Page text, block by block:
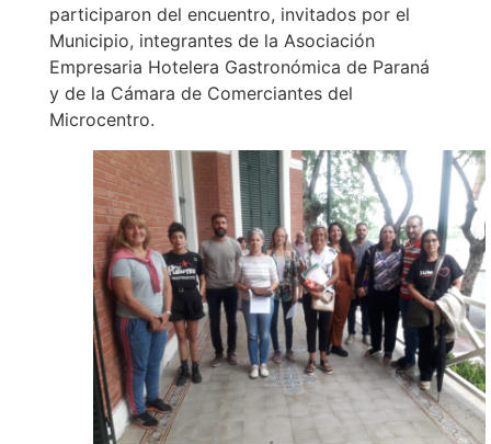
participaron del encuentro, invitados por el
Municipio, integrantes de la Asociación
Empresaria Hotelera Gastronómica de Paraná
y de la Cámara de Comerciantes del
Microcentro.